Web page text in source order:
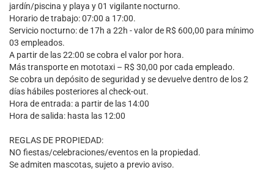
jardín/piscina y playa y 01 vigilante nocturno.
Horario de trabajo: 07:00 a 17:00.
Servicio nocturno: de 17h a 22h - valor de R$ 600,00 para mínimo
03 empleados.
A partir de las 22:00 se cobra el valor por hora.
Más transporte en mototaxi – R$ 30,00 por cada empleado.
Se cobra un depósito de seguridad y se devuelve dentro de los 2
días hábiles posteriores al check-out.
Hora de entrada: a partir de las 14:00
Hora de salida: hasta las 12:00
REGLAS DE PROPIEDAD:
NO fiestas/celebraciones/eventos en la propiedad.
Se admiten mascotas, sujeto a previo aviso.